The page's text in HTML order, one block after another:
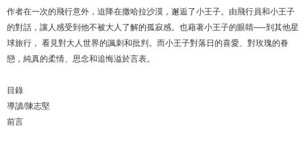
作者在一次的飛行意外，迫降在撒哈拉沙漠，邂逅了小王子。由飛行員和小王子
的對話，讓人感受到他不被大人了解的孤寂感。也藉著小王子的眼睛──到其他星
球旅行， 看見對大人世界的諷刺和批判。而小王子對落日的喜愛、對玫瑰的眷
戀，純真的柔情、思念和追悔溢於言表。
目錄
導讀/陳志堅
前言